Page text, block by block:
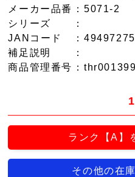
メーカー品番
：5071-2
シリーズ
：
JANコード
：
補足説明
：
商品管理番号 ：
ランク【A】
その他の在